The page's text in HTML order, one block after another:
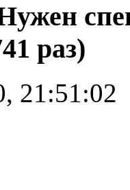
раз)
21:51:02